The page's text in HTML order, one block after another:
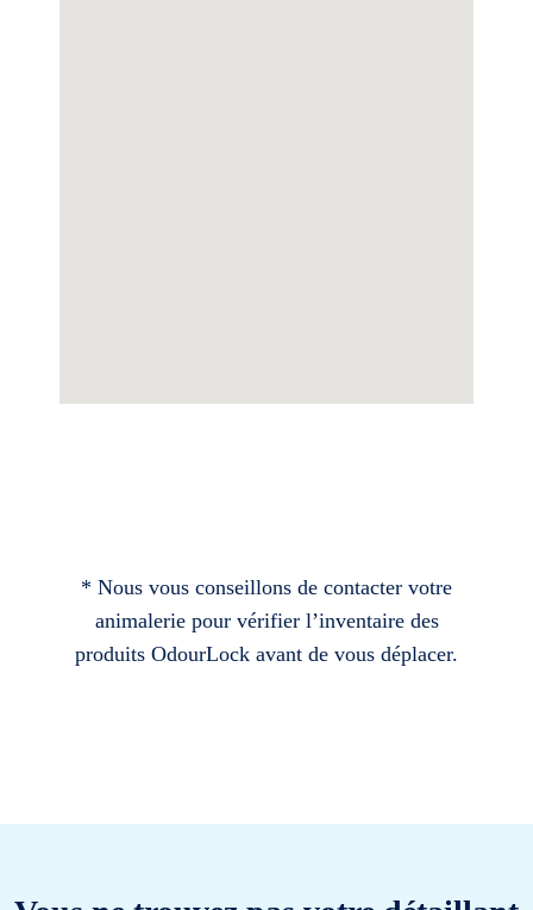
* Nous vous conseillons de contacter votre
animalerie pour vérifier l’inventaire des
produits OdourLock avant de vous déplacer.